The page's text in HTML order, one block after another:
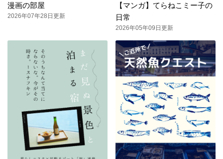
漫画の部屋
2026年07年28日更新
【マンガ】てらねこミー子の
日常
2026年05年09日更新